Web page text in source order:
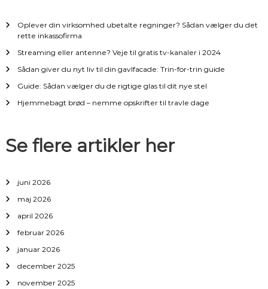
v
i
a
i
o
n
Oplever din virksomhed ubetalte regninger? Sådan vælger du det
rette inkassofirma
Streaming eller antenne? Veje til gratis tv-kanaler i 2024
Sådan giver du nyt liv til din gavlfacade: Trin-for-trin guide
Guide: Sådan vælger du de rigtige glas til dit nye stel
Hjemmebagt brød – nemme opskrifter til travle dage
Se flere artikler her
juni 2026
maj 2026
april 2026
februar 2026
januar 2026
december 2025
november 2025